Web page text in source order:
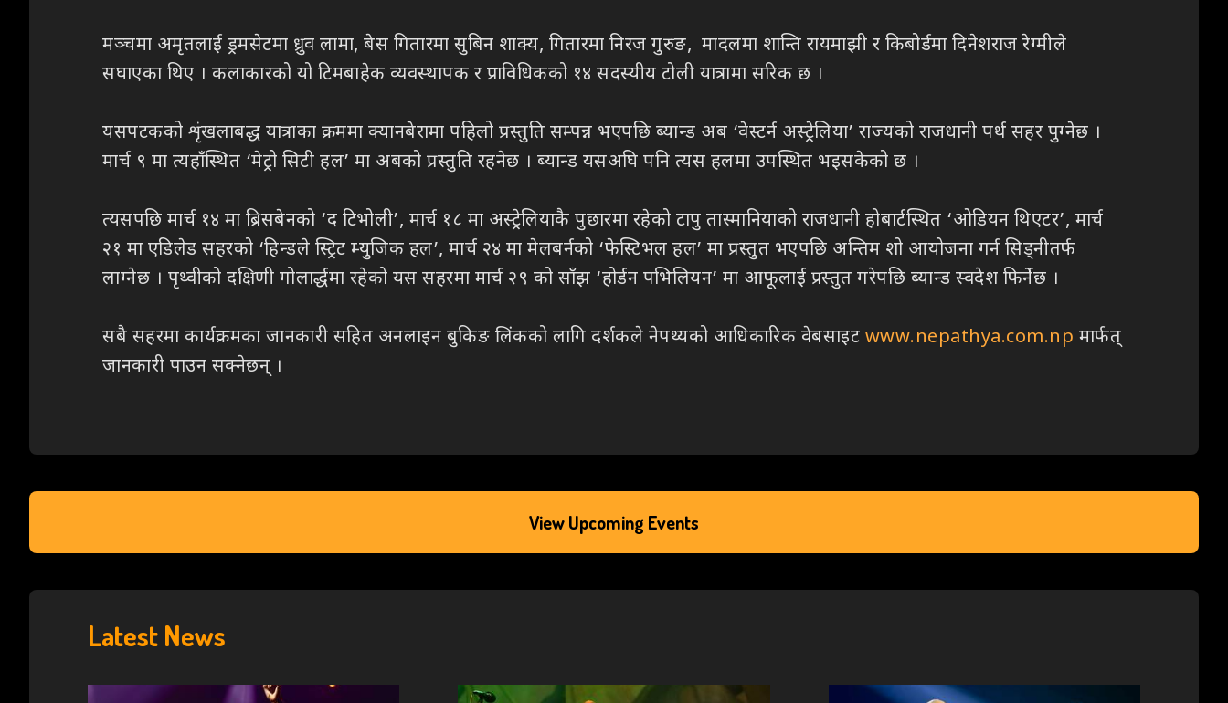
मञ्चमा अमृतलाई ड्रमसेटमा ध्रुव लामा, बेस गितारमा सुबिन शाक्य, गितारमा निरज गुरुङ, मादलमा शान्ति रायमाझी र किबोर्डमा दिनेशराज रेग्मीले
सघाएका थिए । कलाकारको यो टिमबाहेक व्यवस्थापक र प्राविधिकको १४ सदस्यीय टोली यात्रामा सरिक छ ।
यसपटकको शृंखलाबद्ध यात्राका क्रममा क्यानबेरामा पहिलो प्रस्तुति सम्पन्न भएपछि ब्यान्ड अब ‘वेस्टर्न अस्ट्रेलिया’ राज्यको राजधानी पर्थ सहर पुग्नेछ ।
मार्च ९ मा त्यहाँस्थित ‘मेट्रो सिटी हल’ मा अबको प्रस्तुति रहनेछ । ब्यान्ड यसअघि पनि त्यस हलमा उपस्थित भइसकेको छ ।
त्यसपछि मार्च १४ मा ब्रिसबेनको ‘द टिभोली’, मार्च १८ मा अस्ट्रेलियाकै पुछारमा रहेको टापु तास्मानियाको राजधानी होबार्टस्थित ‘ओडियन थिएटर’, मार्च
२१ मा एडिलेड सहरको ‘हिन्डले स्ट्रिट म्युजिक हल’, मार्च २४ मा मेलबर्नको ‘फेस्टिभल हल’ मा प्रस्तुत भएपछि अन्तिम शो आयोजना गर्न सिड्नीतर्फ
लाग्नेछ । पृथ्वीको दक्षिणी गोलार्द्धमा रहेको यस सहरमा मार्च २९ को साँझ ‘होर्डन पभिलियन’ मा आफूलाई प्रस्तुत गरेपछि ब्यान्ड स्वदेश फिर्नेछ ।
सबै सहरमा कार्यक्रमका जानकारी सहित अनलाइन बुकिङ लिंकको लागि दर्शकले नेपथ्यको आधिकारिक वेबसाइट www.nepathya.com.np मार्फत्
जानकारी पाउन सक्नेछन् ।
View Upcoming Events
Latest News